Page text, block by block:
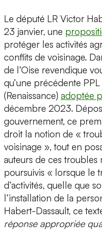
Le député LR Victor
23 janvier, une
protéger les activités
conflits de voisinage.
de l’Oise revendique
qu’une précédente
(Renaissance) adoptée
décembre 2023.
gouvernement, ce
droit la notion de «
voisinage », tout en
auteurs de ces troubles
poursuivis « lorsque le
d’activités, quelle que
l’installation de la
Habert-Dassault, ce
réponse appropriée